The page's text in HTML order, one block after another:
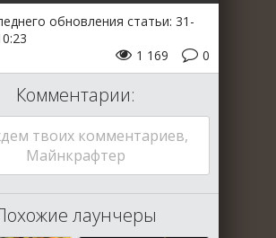
обновления статьи: 31-
0
1 169
Комментарии:
твоих комментариев,
Майнкрафтер
лаунчеры